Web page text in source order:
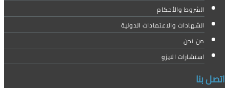
الشروط والأحكام
الشهادات والاعتمادات الدولية
من نحن
استشارات الايزو
اتصل بنا